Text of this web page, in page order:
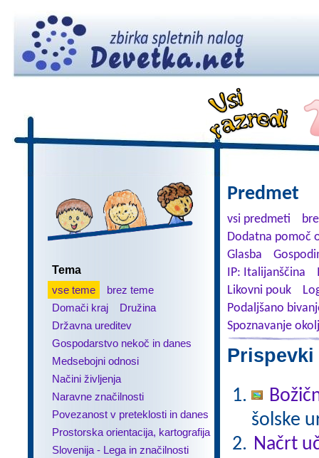
Tema
vse teme
brez teme
Domači kraj
Družina
Državna ureditev
Gospodarstvo nekoč in danes
Medsebojni odnosi
Načini življenja
Naravne značilnosti
Povezanost v preteklosti in danes
Prostorska orientacija, kartografija
Slovenija - Lega in značilnosti
Predmet
vsi predmeti
Dodatna pomoč
Glasba
IP: Italijanščina
Likovni pouk
Podaljšano
Spoznavanje
šolske
Načrt